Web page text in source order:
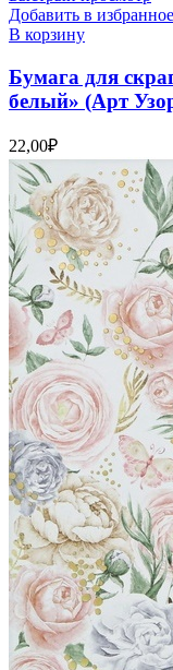
Добавить в избранное
В корзину
Бумага для
белый» (Арт
22,00₽